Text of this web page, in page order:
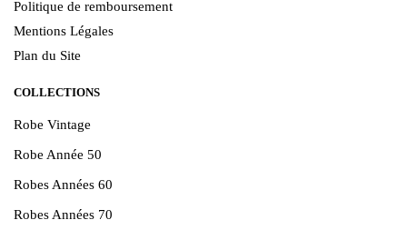
Politique de remboursement
Mentions Légales
Plan du Site
COLLECTIONS
Robe Vintage
Robe Année 50
Robes Années 60
Robes Années 70